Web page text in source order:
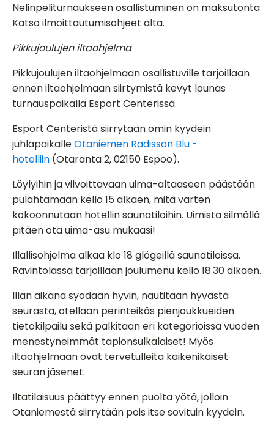
Nelinpeliturnaukseen osallistuminen on maksutonta.
Katso ilmoittautumisohjeet alta.
Pikkujoulujen iltaohjelma
Pikkujoulujen iltaohjelmaan osallistuville tarjoillaan
ennen iltaohjelmaan siirtymistä kevyt lounas
turnauspaikalla Esport Centerissä.
Esport Centeristä siirrytään omin kyydein
juhlapaikalleOtaniemen Radisson Blu -
hotelliin (Otaranta 2, 02150 Espoo).
Löylyihin ja vilvoittavaan uima-altaaseen päästään
pulahtamaan kello 15 alkaen, mitä varten
kokoonnutaan hotellin saunatiloihin. Uimista silmällä
pitäen ota uima-asu mukaasi!
Illallisohjelma alkaa klo 18 glögeillä saunatiloissa.
Ravintolassa tarjoillaan joulumenu kello 18.30 alkaen.
Illan aikana syödään hyvin, nautitaan hyvästä
seurasta, otellaan perinteikäs pienjoukkueiden
tietokilpailu sekä palkitaan eri kategorioissa vuoden
menestyneimmät tapionsulkalaiset! Myös
iltaohjelmaan ovat tervetulleita kaikenikäiset
seuran jäsenet.
Iltatilaisuus päättyy ennen puolta yötä, jolloin
Otaniemestä siirrytään pois itse sovituin kyydein.